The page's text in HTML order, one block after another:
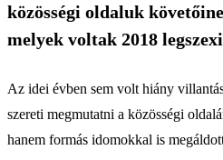
közösségi oldaluk
melyek voltak 2018
Az idei évben sem volt hiány
szereti megmutatni a közösségi
hanem formás idomokkal is